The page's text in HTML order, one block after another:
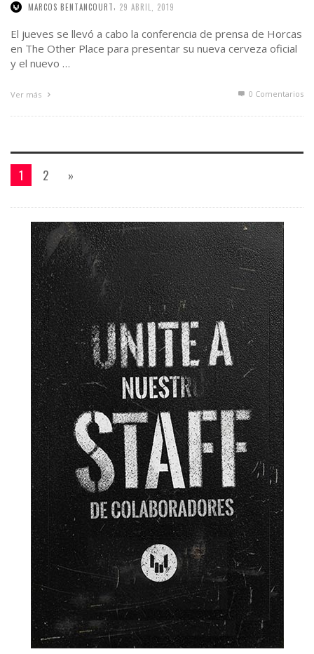
MARCOS BENTANCOURT 29 ABRIL, 2019
El jueves se llevó a cabo la conferencia de prensa de Horcas
en The Other Place para presentar su nueva cerveza oficial
y el nuevo …
Ver más 0 Comentarios
1 2 »